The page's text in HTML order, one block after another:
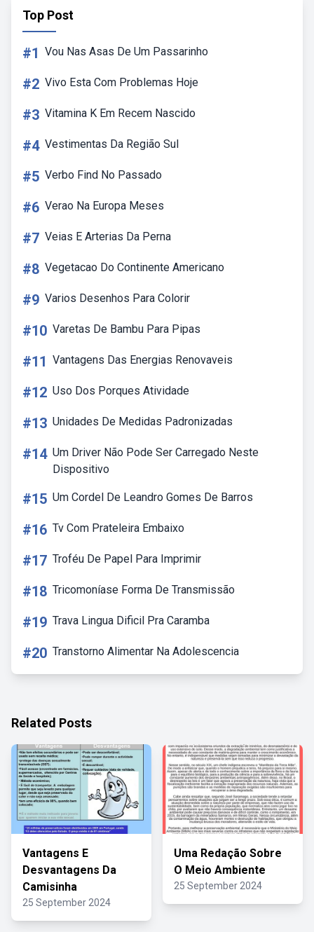
Top Post
#1 Vou Nas Asas De Um Passarinho
#2 Vivo Esta Com Problemas Hoje
#3 Vitamina K Em Recem Nascido
#4 Vestimentas Da Região Sul
#5 Verbo Find No Passado
#6 Verao Na Europa Meses
#7 Veias E Arterias Da Perna
#8 Vegetacao Do Continente Americano
#9 Varios Desenhos Para Colorir
#10 Varetas De Bambu Para Pipas
#11 Vantagens Das Energias Renovaveis
#12 Uso Dos Porques Atividade
#13 Unidades De Medidas Padronizadas
#14 Um Driver Não Pode Ser Carregado Neste
Dispositivo
#15 Um Cordel De Leandro Gomes De Barros
#16 Tv Com Prateleira Embaixo
#17 Troféu De Papel Para Imprimir
#18 Tricomoníase Forma De Transmissão
#19 Trava Lingua Dificil Pra Caramba
#20 Transtorno Alimentar Na Adolescencia
Related Posts
Vantagens E
Desvantagens Da
Camisinha
25 September 2024
Uma Redação Sobre
O Meio Ambiente
25 September 2024